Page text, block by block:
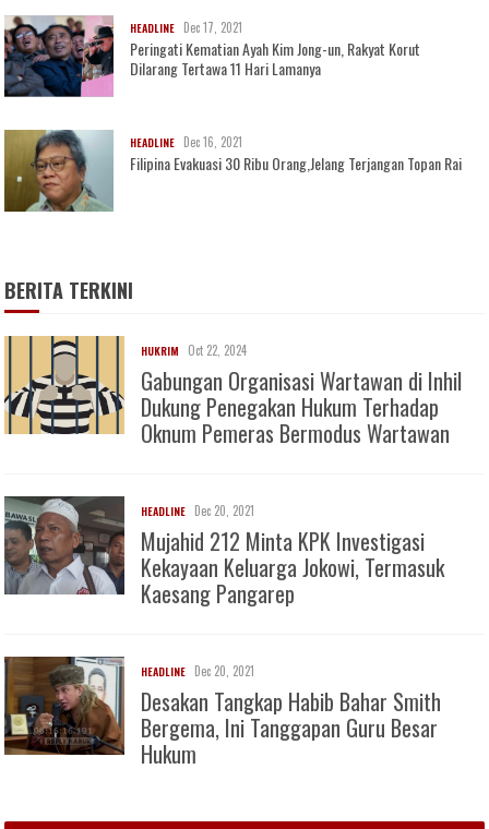
HEADLINE Dec 17, 2021
Peringati Kematian Ayah Kim Jong-un, Rakyat Korut
Dilarang Tertawa 11 Hari Lamanya
HEADLINE Dec 16, 2021
Filipina Evakuasi 30 Ribu Orang,Jelang Terjangan Topan Rai
BERITA TERKINI
HUKRIM Oct 22, 2024
Gabungan Organisasi Wartawan di Inhil
Dukung Penegakan Hukum Terhadap
Oknum Pemeras Bermodus Wartawan
HEADLINE Dec 20, 2021
Mujahid 212 Minta KPK Investigasi
Kekayaan Keluarga Jokowi, Termasuk
Kaesang Pangarep
HEADLINE Dec 20, 2021
Desakan Tangkap Habib Bahar Smith
Bergema, Ini Tanggapan Guru Besar
Hukum